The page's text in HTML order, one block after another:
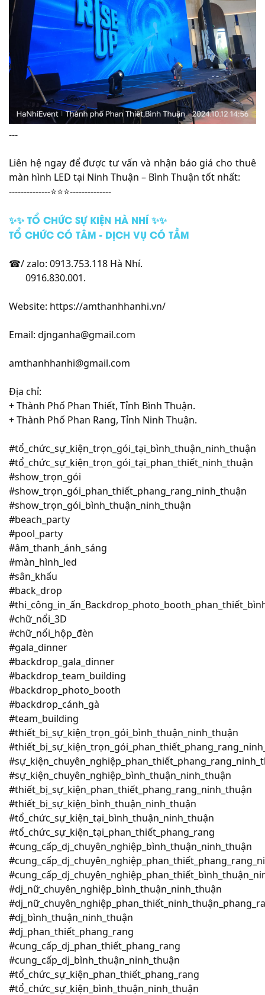
---
Liên hệ ngay để được tư vấn và nhận báo giá cho thuê
màn hình LED tại Ninh Thuận – Bình Thuận tốt nhất:
--------------⭐️⭐️⭐️--------------
✨✨ TỔ CHỨC SỰ KIỆN HÀ NHÍ ✨✨
TỔ CHỨC CÓ TÂM - DỊCH VỤ CÓ TẦM
☎/ zalo: 0913.753.118 Hà Nhí.
0916.830.001.
Website: https://amthanhhanhi.vn/
Email: djnganha@gmail.com
amthanhhanhi@gmail.com
Địa chỉ:
+ Thành Phố Phan Thiết, Tỉnh Bình Thuận.
+ Thành Phố Phan Rang, Tỉnh Ninh Thuận.
#tổ_chức_sự_kiện_trọn_gói_tại_bình_thuận_ninh_thuận
#tổ_chức_sự_kiện_trọn_gói_tại_phan_thiết_ninh_thuận
#show_trọn_gói
#show_trọn_gói_phan_thiết_phang_rang_ninh_thuận
#show_trọn_gói_bình_thuận_ninh_thuận
#beach_party
#pool_party
#âm_thanh_ánh_sáng
#màn_hình_led
#sân_khấu
#back_drop
#chữ_nổi_3D
#chữ_nổi_hộp_đèn
#gala_dinner
#backdrop_gala_dinner
#backdrop_team_building
#backdrop_photo_booth
#backdrop_cánh_gà
#team_building
#thiết_bị_sự_kiện_trọn_gói_bình_thuận_ninh_thuận
#sự_kiện_chuyên_nghiệp_bình_thuận_ninh_thuận
#thiết_bị_sự_kiện_phan_thiết_phang_rang_ninh_thuận
#thiết_bị_sự_kiện_bình_thuận_ninh_thuận
#tổ_chức_sự_kiện_tại_bình_thuận_ninh_thuận
#tổ_chức_sự_kiện_tại_phan_thiết_phang_rang
#cung_cấp_dj_chuyên_nghiệp_bình_thuận_ninh_thuận
#dj_nữ_chuyên_nghiệp_bình_thuận_ninh_thuận
#dj_bình_thuận_ninh_thuận
#dj_phan_thiết_phang_rang
#cung_cấp_dj_phan_thiết_phang_rang
#cung_cấp_dj_bình_thuận_ninh_thuận
#tổ_chức_sự_kiện_phan_thiết_phang_rang
#tổ_chức_sự_kiện_bình_thuận_ninh_thuận